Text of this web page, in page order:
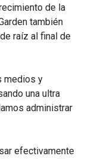
de la
también
raíz al final de
medios y
una ultra
administrar
efectivamente